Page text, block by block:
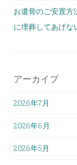
お遺骨のご安置
に埋葬してあげな
アーカイブ
2026年7月
2026年6月
2026年5月